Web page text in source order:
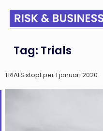
Tag: Trials
TRIALS stopt per 1 januari 2020